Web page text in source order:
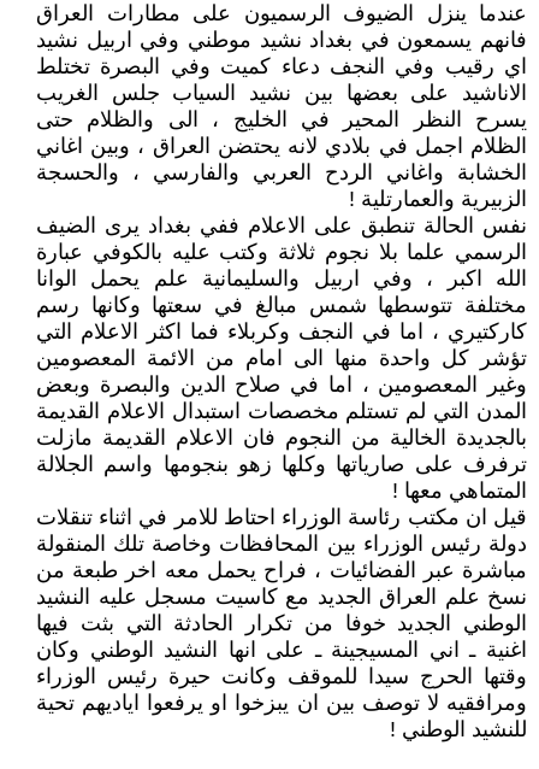
عندما ينزل الضيوف الرسميون على مطارات العراق
فانهم يسمعون في بغداد نشيد موطني وفي اربيل نشيد
اي رقيب وفي النجف دعاء كميت وفي البصرة تختلط
الاناشيد على بعضها بين نشيد السياب جلس الغريب
يسرح النظر المحير في الخليج ، الى والظلام حتى
الظلام اجمل في بلادي لانه يحتضن العراق ، وبين اغاني
الخشابة واغاني الردح العربي والفارسي ، والحسجة
الزبيرية والعمارتلية !
نفس الحالة تنطبق على الاعلام ففي بغداد يرى الضيف
الرسمي علما بلا نجوم ثلاثة وكتب عليه بالكوفي عبارة
الله اكبر ، وفي اربيل والسليمانية علم يحمل الوانا
مختلفة تتوسطها شمس مبالغ في سعتها وكانها رسم
كاركتيري ، اما في النجف وكربلاء فما اكثر الاعلام التي
تؤشر كل واحدة منها الى امام من الائمة المعصومين
وغير المعصومين ، اما في صلاح الدين والبصرة وبعض
المدن التي لم تستلم مخصصات استبدال الاعلام القديمة
بالجديدة الخالية من النجوم فان الاعلام القديمة مازلت
ترفرف على صارياتها وكلها زهو بنجومها واسم الجلالة
المتماهي معها !
قيل ان مكتب رئاسة الوزراء احتاط للامر في اثناء تنقلات
دولة رئيس الوزراء بين المحافظات وخاصة تلك المنقولة
مباشرة عبر الفضائيات ، فراح يحمل معه اخر طبعة من
نسخ علم العراق الجديد مع كاسيت مسجل عليه النشيد
الوطني الجديد خوفا من تكرار الحادثة التي بثت فيها
اغنية ـ اني المسيجينة ـ على انها النشيد الوطني وكان
وقتها الحرج سيدا للموقف وكانت حيرة رئيس الوزراء
ومرافقيه لا توصف بين ان يبزخوا او يرفعوا اياديهم تحية
للنشيد الوطني !